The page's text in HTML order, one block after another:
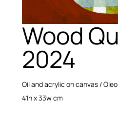
Wood
2024
Oil and acrylic on canvas /
41h x 33w cm